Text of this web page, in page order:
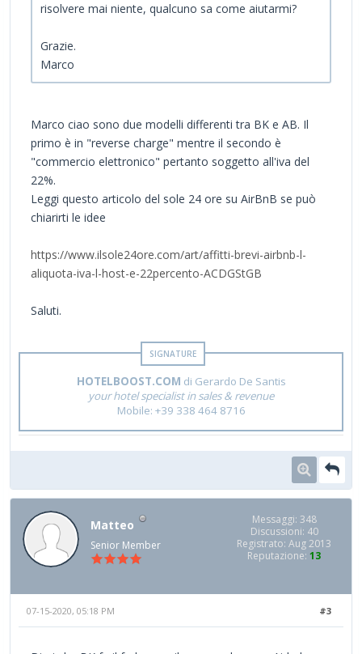
risolvere mai niente, qualcuno sa come aiutarmi?
Grazie.
Marco
Marco ciao sono due modelli differenti tra BK e AB. Il
primo è in "reverse charge" mentre il secondo è
"commercio elettronico" pertanto soggetto all'iva del
22%.
Leggi questo articolo del sole 24 ore su AirBnB se può
chiarirti le idee
https://www.ilsole24ore.com/art/affitti-brevi-airbnb-l-
aliquota-iva-l-host-e-22percento-ACDGStGB
Saluti.
HOTELBOOST.COM di Gerardo De Santis
your hotel specialist in sales & revenue
Mobile: +39 338 464 8716
Matteo
Senior Member
Messaggi: 348
Discussioni: 40
Registrato: Aug 2013
Reputazione: 13
#3
07-15-2020, 05:18 PM